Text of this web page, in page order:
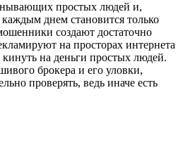
простых людей и,
днем становится только
создают достаточно
на просторах интернета
на деньги простых людей.
брокера и его уловки,
проверять, ведь иначе есть